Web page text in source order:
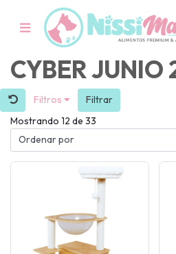
CYBER JUNIO
Filtros
Filtrar
Mostrando 12 de 33